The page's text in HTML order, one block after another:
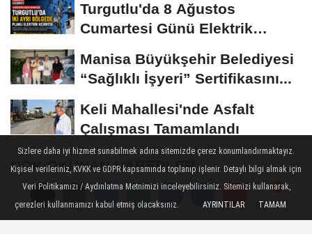
Yorumlar
Yorumlar
Turgutlu'da 8 Ağustos
Cumartesi Günü Elektrik
Manisa Büyükşehir Belediyesi
“Sağlıklı İşyeri” Sertifikasını...
Keli Mahallesi'nde Asfalt
Çalışması Tamamlandı
ÇOK OKUNAN HABERLER
Turgutlu'da 12 Temmuz'da planlı
elektrik kesintisi uygulanacak
Sizlere daha iyi hizmet sunabilmek adına sitemizde çerez konumlandırmaktayız.
Kişisel verileriniz, KVKK ve GDPR kapsamında toplanıp işlenir. Detaylı bilgi almak için
Veri Politikamızı / Aydınlatma Metnimizi inceleyebilirsiniz. Sitemizi kullanarak,
çerezleri kullanmamızı kabul etmiş olacaksınız.
AYRINTILAR TAMAM